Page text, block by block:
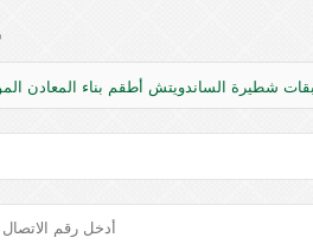
شطيرة الساندويتش أطقم بناء المعادن